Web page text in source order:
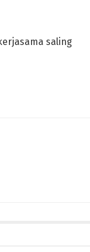
saling